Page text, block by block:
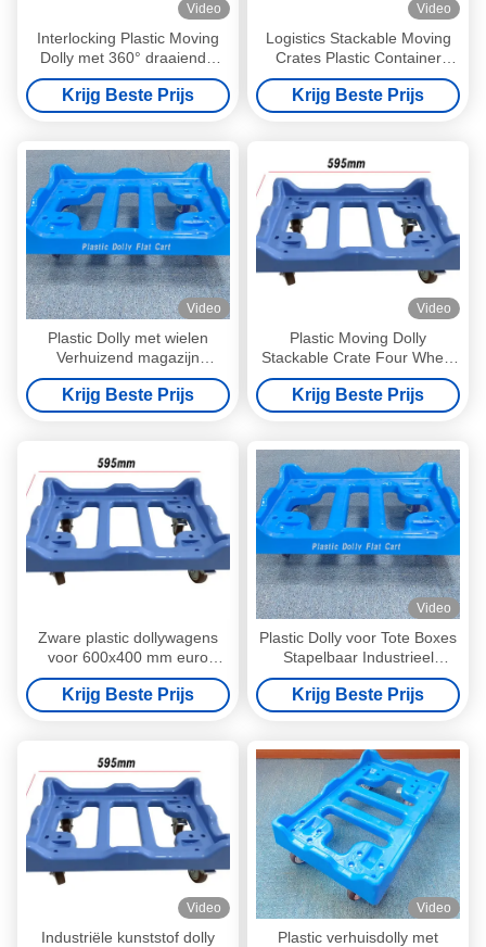
Video
Interlocking Plastic Moving
Dolly met 360° draaiende
rollen, 110 lbs capaciteit
modulair platform kar voor
meubels en magazijn
Krijg Beste Prijs
Video
Logistics Stackable Moving
Crates Plastic Container
Dolly Cart
Krijg Beste Prijs
Video
Plastic Dolly met wielen
Verhuizend magazijn
Stapelbaar transport voor
plastic krat
Krijg Beste Prijs
Video
Plastic Moving Dolly
Stackable Crate Four Wheel
Dolly Warehouse Logistiek
Krijg Beste Prijs
Zware plastic dollywagens
voor 600x400 mm euro
kratten stapel kratten
Krijg Beste Prijs
Video
Plastic Dolly voor Tote Boxes
Stapelbaar Industrieel
magazijn
Krijg Beste Prijs
Video
Industriële kunststof dolly
Video
Plastic verhuisdolly met